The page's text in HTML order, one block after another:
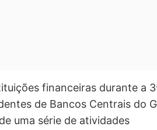
financeiras durante a
de Bancos Centrais do
uma série de atividades